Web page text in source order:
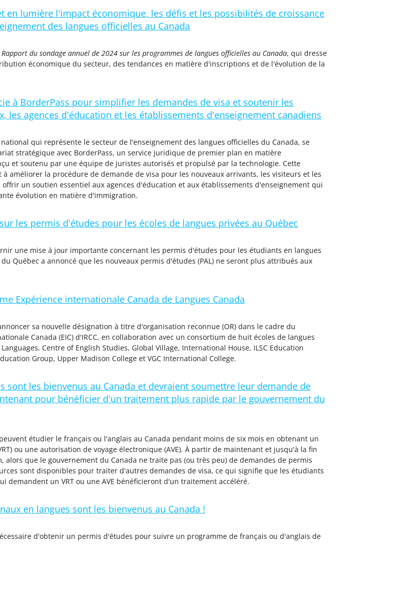
en lumière l'impact économique, les défis et les possibilités de croissance
des langues officielles au Canada
Rapport du sondage annuel de 2024 sur les programmes de langues officielles au Canada, qui dresse
économique du secteur, des tendances en matière d'inscriptions et de l'évolution de la
à BorderPass pour simplifier les demandes de visa et soutenir les
les agences d'éducation et les établissements d'enseignement canadiens
qui représente le secteur de l'enseignement des langues officielles du Canada, se
stratégique avec BorderPass, un service juridique de premier plan en matière
et soutenu par une équipe de juristes autorisés et propulsé par la technologie. Cette
améliorer la procédure de demande de visa pour les nouveaux arrivants, les visiteurs et les
un soutien essentiel aux agences d'éducation et aux établissements d'enseignement qui
évolution en matière d'immigration.
les permis d'études pour les écoles de langues privées au Québec
une mise à jour importante concernant les permis d'études pour les étudiants en langues
Québec a annoncé que les nouveaux permis d'études (PAL) ne seront plus attribués aux
Expérience internationale Canada de Langues Canada
sa nouvelle désignation à titre d'organisation reconnue (OR) dans le cadre du
Canada (EIC) d'IRCC, en collaboration avec un consortium de huit écoles de langues
Centre of English Studies, Global Village, International House, ILSC Education
Group, Upper Madison College et VGC International College.
sont les bienvenus au Canada et devraient soumettre leur demande de
pour bénéficier d'un traitement plus rapide par le gouvernement du
étudier le français ou l'anglais au Canada pendant moins de six mois en obtenant un
ou une autorisation de voyage électronique (AVE). À partir de maintenant et jusqu'à la fin
alors que le gouvernement du Canada ne traite pas (ou très peu) de demandes de permis
sont disponibles pour traiter d'autres demandes de visa, ce qui signifie que les étudiants
demandent un VRT ou une AVE bénéficieront d'un traitement accéléré.
en langues sont les bienvenus au Canada !
d'obtenir un permis d'études pour suivre un programme de français ou d'anglais de